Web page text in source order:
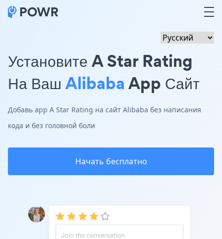
Установите A Star Rating
На Ваш AlibabaApp Сайт
Добавь app A Star Rating на сайт Alibaba без написания
кода и без головной боли
Начать бесплатно